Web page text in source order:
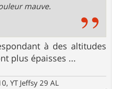
mauve.
à des altitudes
plus épaisses ...
YT Jeffsy 29 AL